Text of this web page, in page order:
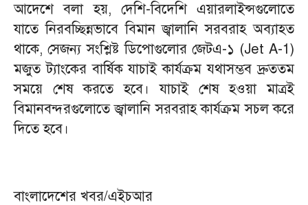
আদেশে বলা হয়, দেশি-বিদেশি এয়ারলাইন্সগুলোতে
যাতে নিরবচ্ছিন্নভাবে বিমান জ্বালানি সরবরাহ অব্যাহত
থাকে, সেজন্য সংশ্লিষ্ট ডিপোগুলোর জেটএ-১ (Jet A-1)
মজুত ট্যাংকের বার্ষিক যাচাই কার্যক্রম যথাসম্ভব দ্রুততম
সময়ে শেষ করতে হবে। যাচাই শেষ হওয়া মাত্রই
বিমানবন্দরগুলোতে জ্বালানি সরবরাহ কার্যক্রম সচল করে
দিতে হবে।
বাংলাদেশের খবর/এইচআর